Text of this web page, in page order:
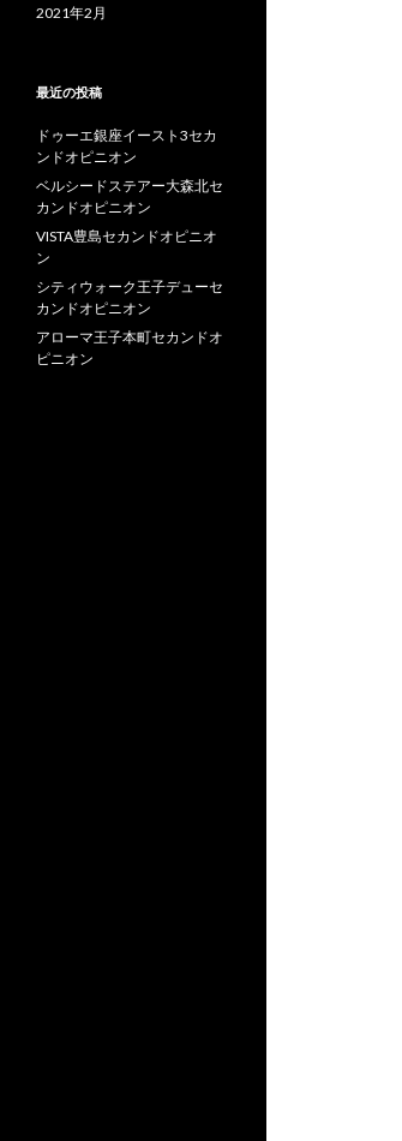
2021年2月
最近の投稿
ドゥーエ銀座イースト3セカ
ンドオピニオン
ベルシードステアー大森北セ
カンドオピニオン
VISTA豊島セカンドオピニオ
ン
シティウォーク王子デューセ
カンドオピニオン
アローマ王子本町セカンドオ
ピニオン